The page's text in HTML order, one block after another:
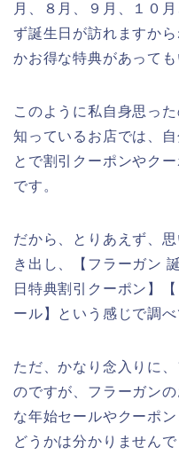
月、８月、９月、１０
ず誕生日が訪れますか
かお得な特典があって
このように私自身思っ
知っているお店では、
とで割引クーポンやク
です。
だから、とりあえず、
き出し、【フラーガン
日特典割引クーポン】
ール】という感じで調
ただ、かなり念入りに
のですが、フラーガン
な年始セールやクーポ
どうかは分かりませんで